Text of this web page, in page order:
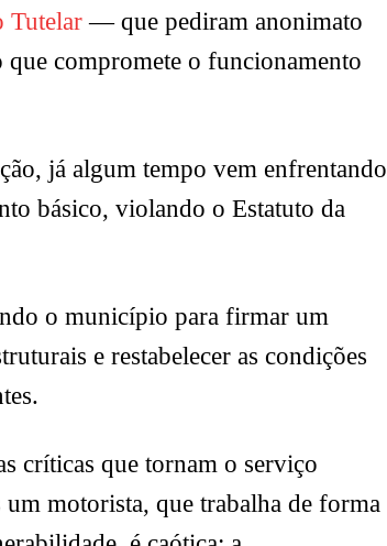
Tutelar— que pediram anonimato
compromete o funcionamento
já algum tempo vem enfrentando
básico, violando o Estatuto da
o município para firmar um
e restabelecer as condições
críticas que tornam o serviço
um motorista, que trabalha de forma